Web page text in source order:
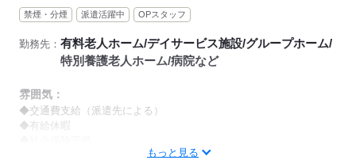
その他、
●週2日・1日4h～
●日勤のみ
など、いろんなシフトのお仕事をご紹介できます！
登録の際に、あなたのご希望をお聞かせください。
勤務したシフトを申請後、最短で2日後に給与GETも可能！
禁煙・分煙 派遣活躍中 OPスタッフ
勤務先： 有料老人ホーム/デイサービス施設/グループホーム/
特別養護老人ホーム/病院など
雰囲気：
◆交通費支給（派遣先による）
◆有給休暇
※喫煙環境に関しては就業場所ごとに異なります。
もっと見る